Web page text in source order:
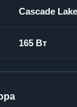
Cascade
165 Вт